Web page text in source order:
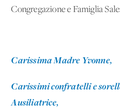
Congregazione e Famiglia
Carissima Madre Yvonne,
Carissimi confratelli e
Ausiliatrice,